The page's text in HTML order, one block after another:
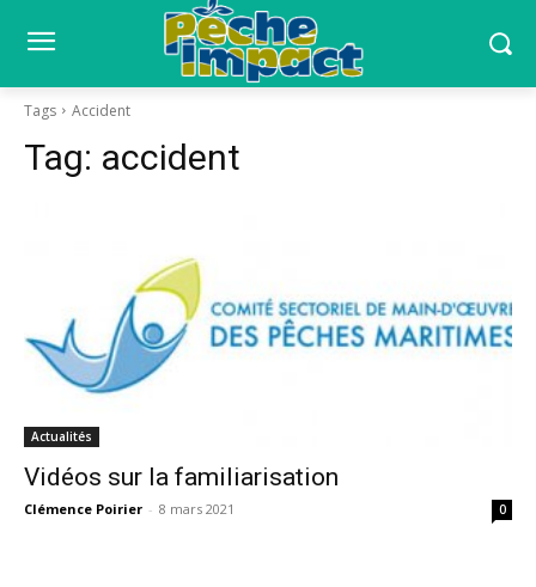
Tags Accident
Tag: accident
Actualités
Vidéos sur la familiarisation
Clémence Poirier - 8 mars 2021 0